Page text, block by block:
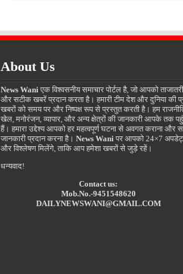
About Us
News Waniएक विश्वसनीय समाचार पोर्टल है, जो आपको
और सटीक खबरें प्रदान करता है। हमारी टीम देश और दुनिया की
खबरों को समय पर और निष्पक्ष रूप से प्रस्तुत करती है। हम
खेल, मनोरंजन, व्यापार, और अन्य क्षेत्रों की जानकारी आपके तक
हैं। हमारा उद्देश्य आपको हर महत्वपूर्ण घटना से अवगत कराना और
जानकारी प्रदान करना है। News Waniपर आपको 24×7
और विश्लेषण मिलेंगे, ताकि आप हमेशा खबरों से जुड़े रहें।
धन्यवाद!
Contact us:
Mob.No.-9451548620
DAILYNEWSWANI@GMAIL.COM